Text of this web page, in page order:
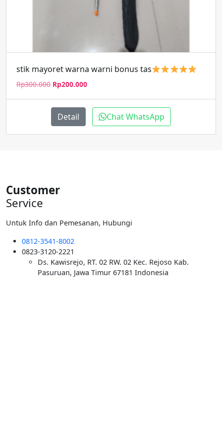
stik mayoret warna warni bonus tas
Rp300.000 Harga
Rp300.000.
Rp200.000Harga
adalah:
Rp200.000.
Detail Chat WhatsApp
Customer
Service
Untuk Info dan Pemesanan, Hubungi
0812-3541-8002
0823-3120-2221
Ds. Kawisrejo, RT. 02 RW. 02 Kec. Rejoso Kab.
Pasuruan, Jawa Timur 67181 Indonesia